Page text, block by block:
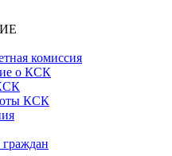
комиссия
о КСК
КСК